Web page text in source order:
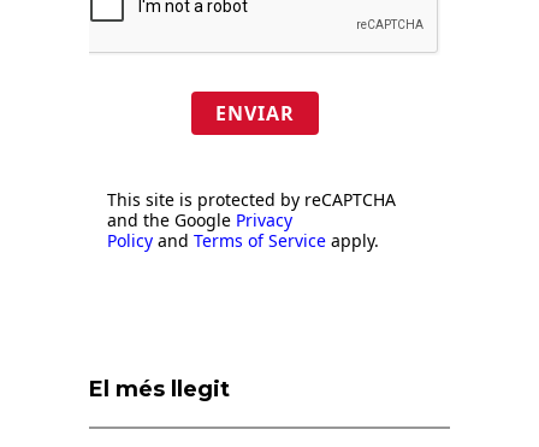
ENVIAR
This site is protected by reCAPTCHA
and the Google Privacy
Policy and Terms of Service apply.
El més llegit